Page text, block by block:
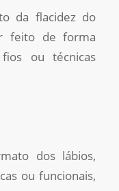
da flacidez do
feito de forma
ou técnicas
dos lábios,
ou funcionais,